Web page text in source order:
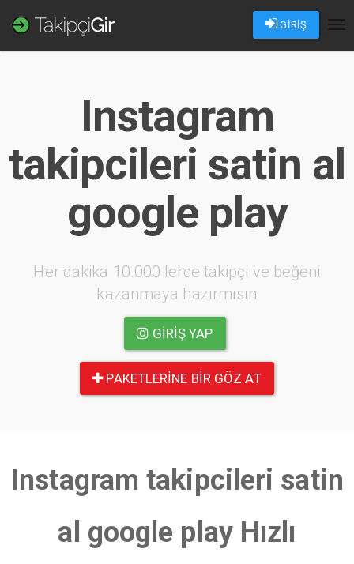
GİRİŞ
Instagram
takipcileri satin al
google play
Her dakika 10.000 lerce takipçi ve beğeni
kazanmaya hazırmısın
GIRIŞ YAP
PAKETLERINE BIR GÖZ AT
Instagram takipcileri satin
al google play Hızlı